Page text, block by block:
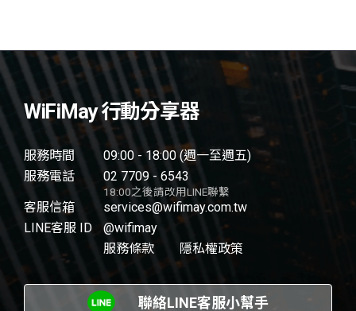
WiFiMay 行動分享器
服務時間
09:00 - 18:00 (週一至週五)
服務電話
02 7709 - 6543
18:00之後請改用LINE聯繫
客服信箱
services@wifimay.com.tw
LINE客服 ID
@wifimay
服務條款
隱私權政策
聯絡LINE客服小幫手